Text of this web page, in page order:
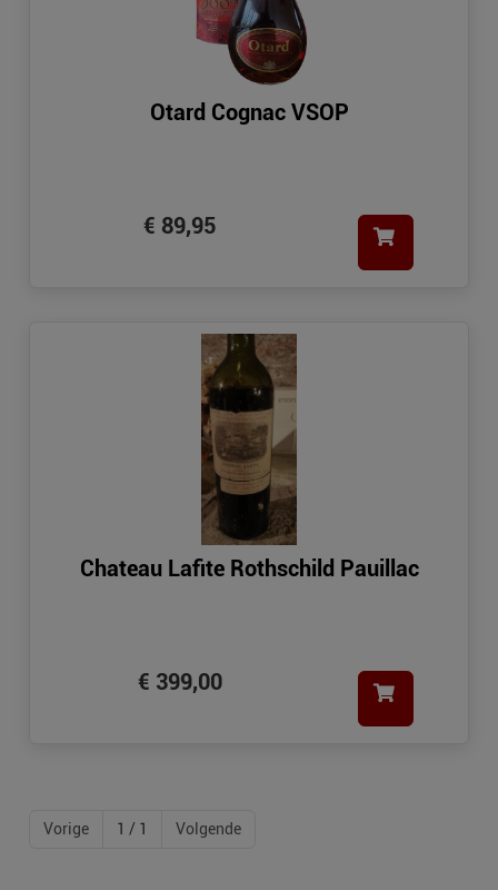
Otard Cognac VSOP
€ 89,95
Chateau Lafite Rothschild Pauillac
€ 399,00
Vorige 1 / 1 Volgende